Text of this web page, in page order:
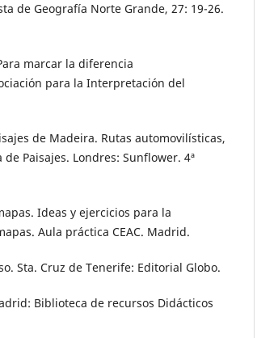
de Geografía Norte Grande, 27: 19-26.
marcar la diferencia
para la Interpretación del
de Madeira. Rutas automovilísticas,
Paisajes. Londres: Sunflower. 4ª
Ideas y ejercicios para la
Aula práctica CEAC. Madrid.
Sta. Cruz de Tenerife: Editorial Globo.
Biblioteca de recursos Didácticos